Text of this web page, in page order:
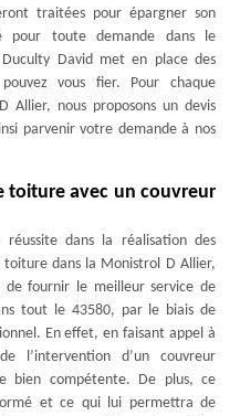
traitées pour épargner son
pour toute demande dans le
David met en place des
vous fier. Pour chaque
Allier, nous proposons un devis
parvenir votre demande à nos
toiture avec un couvreur
réussite dans la réalisation des
dans la Monistrol D Allier,
de fournir le meilleur service de
tout le 43580, par le biais de
En effet, en faisant appel à
l’intervention d’un couvreur
bien compétente. De plus, ce
et ce qui lui permettra de